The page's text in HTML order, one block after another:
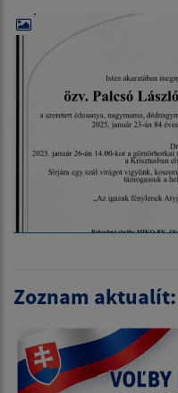
Zoznam aktualít: